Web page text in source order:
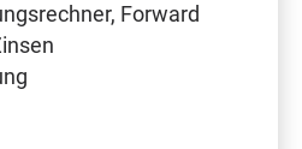
Forward